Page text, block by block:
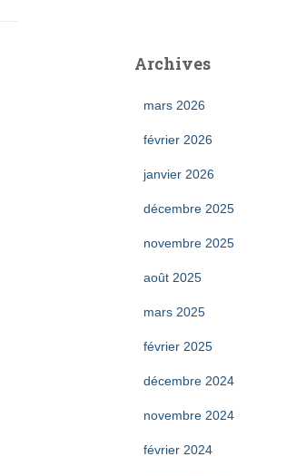
rArchives
mars 2026
février 2026
janvier 2026
décembre 2025
novembre 2025
août 2025
mars 2025
février 2025
décembre 2024
novembre 2024
février 2024